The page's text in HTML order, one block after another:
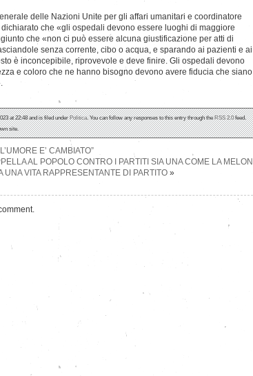
delle Nazioni Unite per gli affari umanitari e coordinatore
che «gli ospedali devono essere luoghi di maggiore
che «non ci può essere alcuna giustificazione per atti di
senza corrente, cibo o acqua, e sparando ai pazienti e ai
è inconcepibile, riprovevole e deve finire. Gli ospedali devono
e coloro che ne hanno bisogno devono avere fiducia che siano
at 22:48 and is filed underPolitica. You can follow any responses to this entry through theRSS 2.0feed.
site.
E’ CAMBIATO”
AL POPOLO CONTRO I PARTITI SIA UNA COME LA MELONI
UNA VITA RAPPRESENTANTE DI PARTITO »